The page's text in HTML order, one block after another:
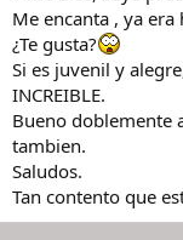
Me encanta , ya era
¿Te gusta?
Si es juvenil y
INCREIBLE.
Bueno doblemente
tambien.
Saludos.
Tan contento que